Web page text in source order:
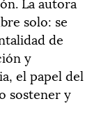
solo: se
de
y
el papel del
sostener y